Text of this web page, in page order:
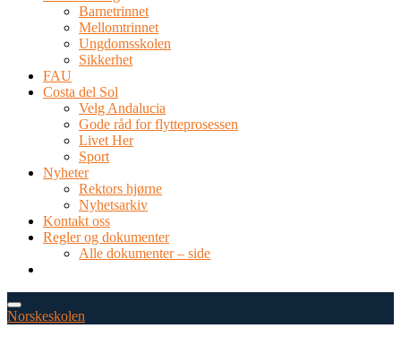
Barnetrinnet
Mellomtrinnet
Ungdomsskolen
Sikkerhet
FAU
Costa del Sol
Velg Andalucia
Gode råd for flytteprosessen
Livet Her
Sport
Nyheter
Rektors hjørne
Nyhetsarkiv
Kontakt oss
Regler og dokumenter
Alle dokumenter – side
Norskeskolen